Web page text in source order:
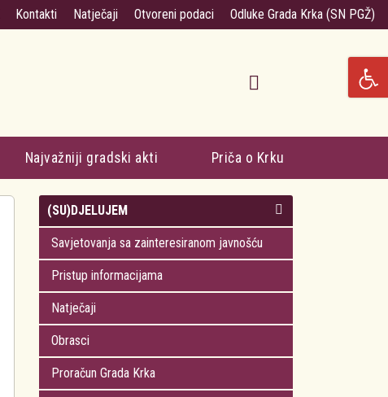
Kontakti Natječaji Otvoreni podaci Odluke Grada Krka (SN PGŽ)
Najvažniji gradski akti Priča o Krku
(SU)DJELUJEM
Savjetovanja sa zainteresiranom javnošću
Pristup informacijama
Natječaji
Obrasci
Proračun Grada Krka